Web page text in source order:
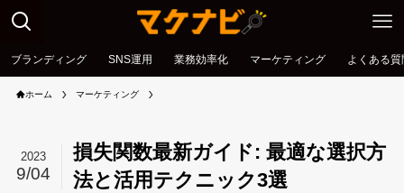
ブランディング SNS運用 業務効率化 マーケティング よくある質
ホーム マーケティング
損失関数最新ガイド: 最適な選択方
法と活用テクニック3選
2023
9/04